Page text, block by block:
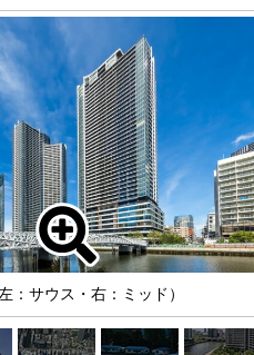
：サウス・右：ミッド）